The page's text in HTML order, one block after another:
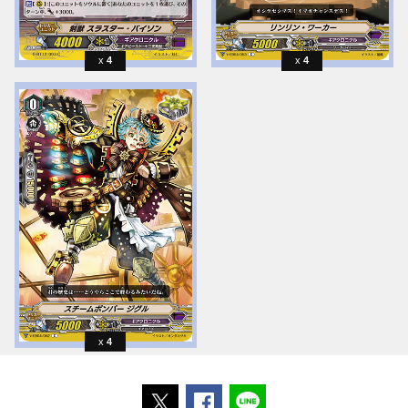
4 4
4
ポストするFacebookでシェアする